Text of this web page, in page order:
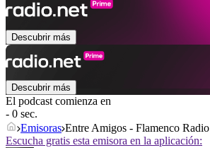
Descubrir más
Descubrir más
El podcast comienza en
- 0 sec.
Emisoras Entre Amigos - Flamenco Radio
Escucha gratis esta emisora en la aplicación: